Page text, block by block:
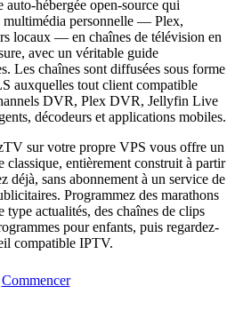
hébergée open-source qui
multimédia personnelle — Plex,
locaux — en chaînes de télévision en
avec un véritable guide
Les chaînes sont diffusées sous forme
auxquelles tout client compatible
DVR, Plex DVR, Jellyfin Live
décodeurs et applications mobiles.
sur votre propre VPS vous offre un
classique, entièrement construit à partir
déjà, sans abonnement à un service de
Programmez des marathons
type actualités, des chaînes de clips
pour enfants, puis regardez-
compatible IPTV.
Commencer